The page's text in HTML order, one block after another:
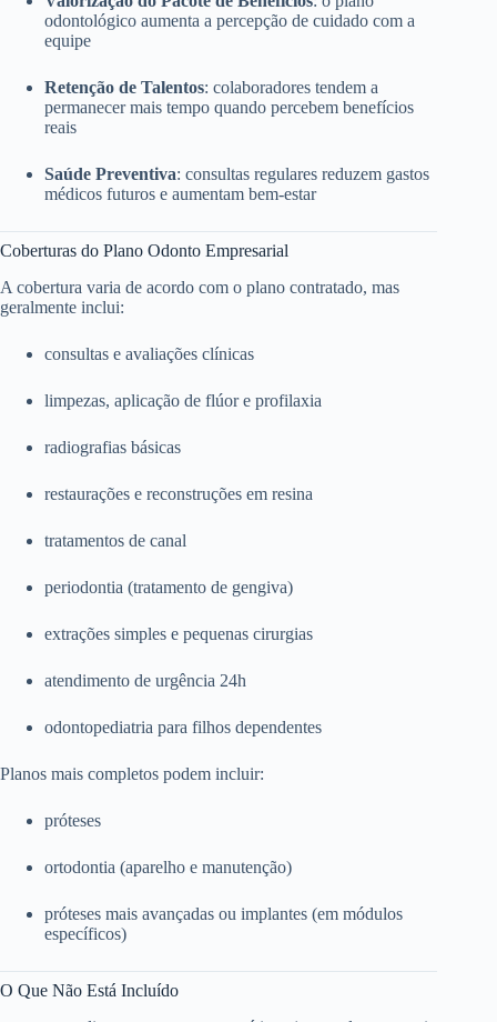
odontológico aumenta a percepção de cuidado com a
equipe
Retenção de Talentos: colaboradores tendem a
permanecer mais tempo quando percebem benefícios
reais
Saúde Preventiva: consultas regulares reduzem gastos
médicos futuros e aumentam bem-estar
Coberturas do Plano Odonto Empresarial
A cobertura varia de acordo com o plano contratado, mas
geralmente inclui:
consultas e avaliações clínicas
limpezas, aplicação de flúor e profilaxia
radiografias básicas
restaurações e reconstruções em resina
tratamentos de canal
periodontia (tratamento de gengiva)
extrações simples e pequenas cirurgias
atendimento de urgência 24h
odontopediatria para filhos dependentes
Planos mais completos podem incluir:
próteses
ortodontia (aparelho e manutenção)
próteses mais avançadas ou implantes (em módulos
específicos)
O Que Não Está Incluído